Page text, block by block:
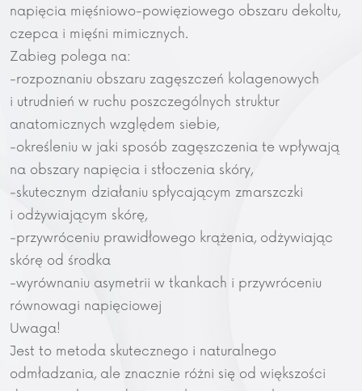
napięcia mięśniowo-powięziowego obszaru dekoltu,
czepca i mięśni mimicznych.
Zabieg polega na:
-rozpoznaniu obszaru zagęszczeń kolagenowych
i utrudnień w ruchu poszczególnych struktur
anatomicznych względem siebie,
-określeniu w jaki sposób zagęszczenia te wpływają
na obszary napięcia i stłoczenia skóry,
-skutecznym działaniu spłycającym zmarszczki
i odżywiającym skórę,
-przywróceniu prawidłowego krążenia, odżywiając
skórę od środka
-wyrównaniu asymetrii w tkankach i przywróceniu
równowagi napięciowej
Uwaga!
Jest to metoda skutecznego i naturalnego
odmładzania, ale znacznie różni się od większości